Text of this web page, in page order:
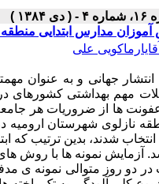
۱۳۸۴ )
مدارس ابتدایی منطقه
آقایارماکویی علی
جهانی و به عنوان
مهم بهداشتی کشورهای
ها از ضروریات هر
نمونه ها با روش های
در دو روز متوالی نمونه